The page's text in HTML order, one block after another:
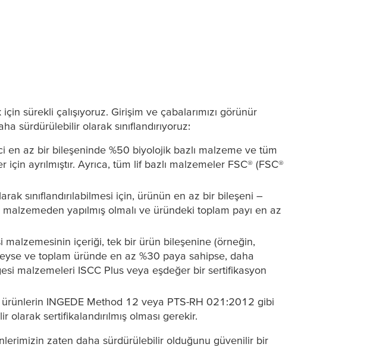
sürekli çalışıyoruz. Girişim ve çabalarımızı görünür
sürdürülebilir olarak sınıflandırıyoruz:
en az bir bileşeninde %50 biyolojik bazlı malzeme ve tüm
ayrılmıştır. Ayrıca, tüm lif bazlı malzemeler FSC® (FSC®
sınıflandırılabilmesi için, ürünün en az bir bileşeni –
yapılmış olmalı ve üründeki toplam payı en az
malzemesinin içeriği, tek bir ürün bileşenine (örneğin,
ve toplam üründe en az %30 paya sahipse, daha
malzemeleri ISCC Plus veya eşdeğer bir sertifikasyon
INGEDE Method 12 veya PTS-RH 021:2012 gibi
sertifikalandırılmış olması gerekir.
zaten daha sürdürülebilir olduğunu güvenilir bir